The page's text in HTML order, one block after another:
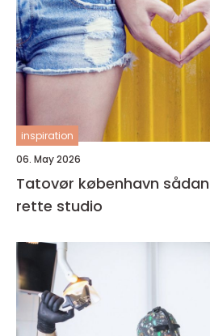
inspiration
06. May 2026
Tatovør københavn sådan vælger du det
rette studio